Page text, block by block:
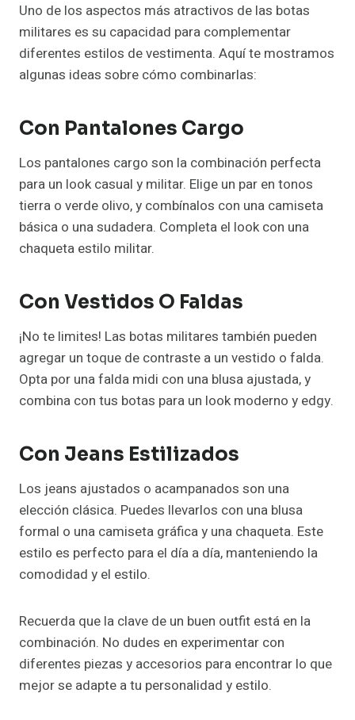
Uno de los aspectos más atractivos de las botas
militares es su capacidad para complementar
diferentes estilos de vestimenta. Aquí te mostramos
algunas ideas sobre cómo combinarlas:
Con Pantalones Cargo
Los pantalones cargo son la combinación perfecta
para un look casual y militar. Elige un par en tonos
tierra o verde olivo, y combínalos con una camiseta
básica o una sudadera. Completa el look con una
chaqueta estilo militar.
Con Vestidos O Faldas
¡No te limites! Las botas militares también pueden
agregar un toque de contraste a un vestido o falda.
Opta por una falda midi con una blusa ajustada, y
combina con tus botas para un look moderno y edgy.
Con Jeans Estilizados
Los jeans ajustados o acampanados son una
elección clásica. Puedes llevarlos con una blusa
formal o una camiseta gráfica y una chaqueta. Este
estilo es perfecto para el día a día, manteniendo la
comodidad y el estilo.
Recuerda que la clave de un buen outfit está en la
combinación. No dudes en experimentar con
diferentes piezas y accesorios para encontrar lo que
mejor se adapte a tu personalidad y estilo.